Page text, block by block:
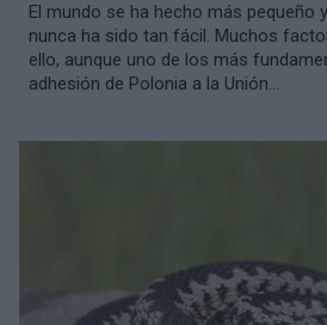
El mundo se ha hecho más pequeño
nunca ha sido tan fácil. Muchos
ello, aunque uno de los más
adhesión de Polonia a la Unión...